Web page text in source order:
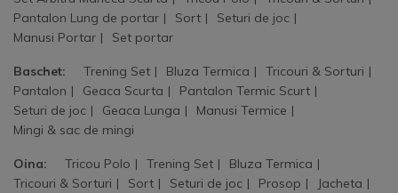
Pantalon Lung de portar
Sort
Seturi de joc
Manusi Portar
Set portar
Baschet: Trening Set Bluza Termica
Tricouri & Sorturi
Pantalon
Geaca Scurta
Pantalon Termic Scurt
Seturi de joc
Geaca Lunga
Manusi Termice
Mingi & sac de mingi
Oina: Tricou Polo Trening Set
Bluza Termica
Tricouri & Sorturi
Sort Seturi de joc Prosop
Jacheta